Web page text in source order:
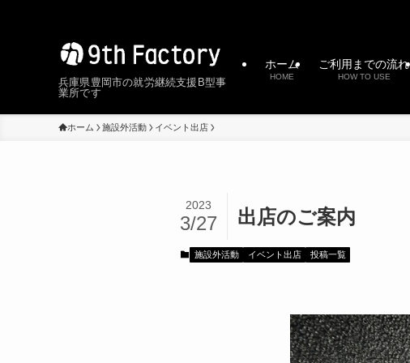
兵庫県豊岡市の就労継続支援B型事
業所です
ホーム
HOME
ご利用までの流れ
HOW TO USE
ホーム 施設外活動 イベント出店
出店のご案内
2023
3/27
施設外活動 イベント出店 投稿一覧